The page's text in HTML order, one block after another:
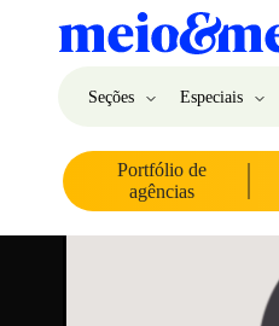
Seções Especiais
Portfólio de
agências